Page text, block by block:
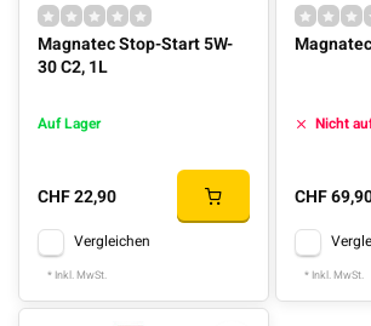
Magnatec Stop-Start 5W-
30 C2, 1L
Auf Lager
CHF 22,90
Vergleichen
* Inkl. MwSt.
Nicht
CHF
* Inkl. MwSt.